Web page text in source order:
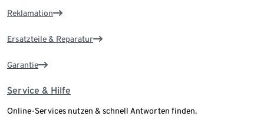
Reklamation
Ersatzteile & Reparatur
Garantie
Service & Hilfe
Online-Services nutzen & schnell Antworten finden.